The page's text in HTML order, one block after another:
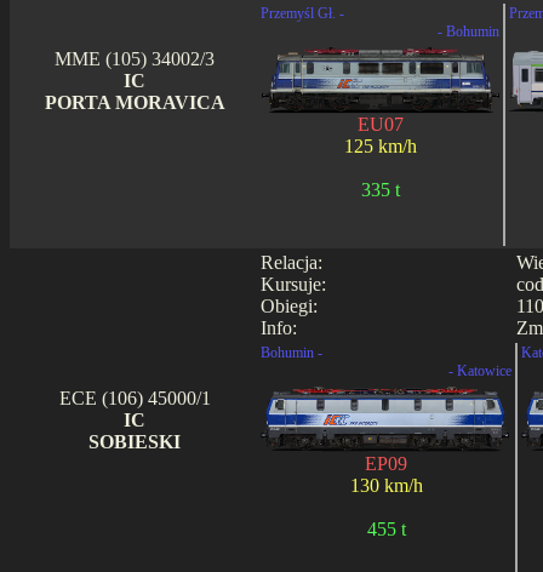
MME (105) 34002/3
IC
PORTA MORAVICA
Przemyśl Gł. -
- Bohumin
EU07
125 km/h
335 t
Relacja:
Kursuje:
Obiegi:
Info:
ECE (106) 45000/1
IC
SOBIESKI
Bohumin -
- Katowice
EP09
130 km/h
455 t